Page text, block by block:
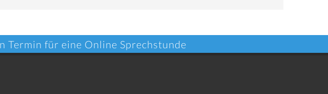
Termin für eine Online Sprechstunde